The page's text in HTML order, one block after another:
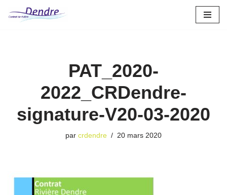
PAT_2020-
2022_CRDendre-
signature-V20-03-2020
par crdendre 20 mars 2020